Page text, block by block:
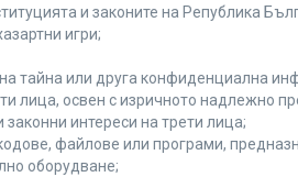
и законите на Република
игри;
тайна или друга конфиденциална
лица, освен с изричното надлежно
интереси на трети лица;
файлове или програми,
оборудване;